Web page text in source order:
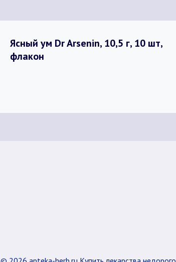
Ясный ум Dr Arsenin, 10,5 г, 10 шт,
флакон